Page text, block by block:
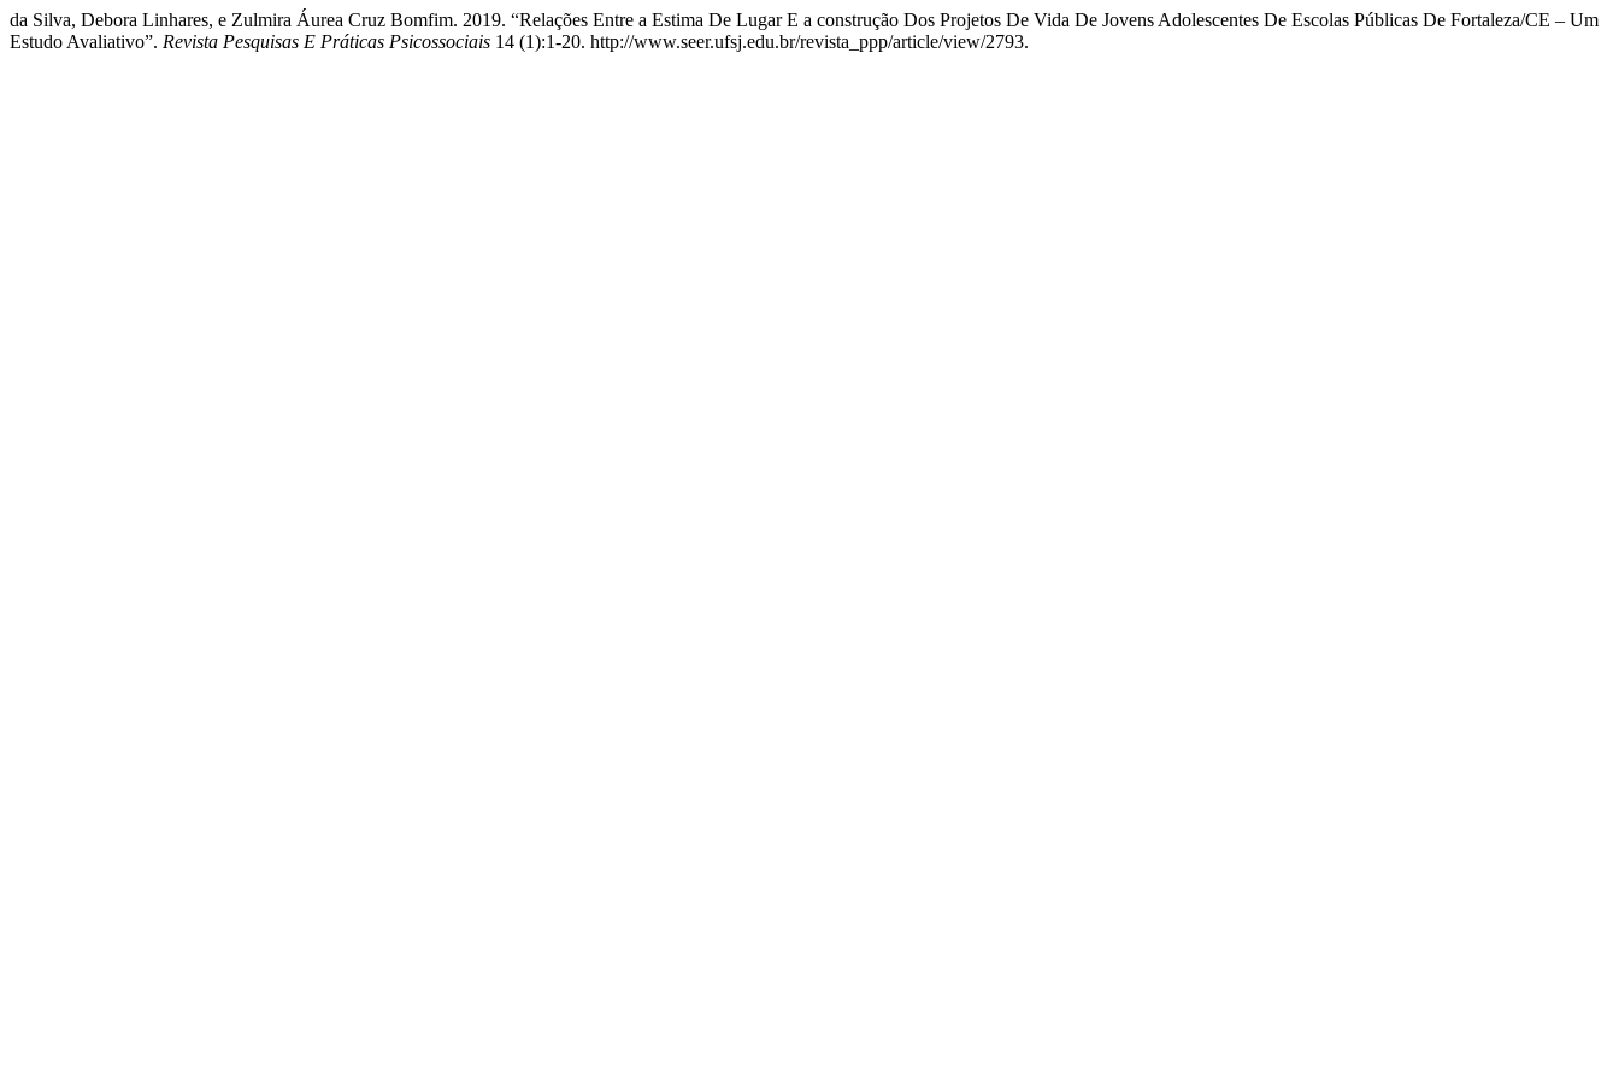
da Silva, Debora Linhares, e Zulmira Áurea Cruz Bomfim. 2019. “Relações Entre a Estima De Lugar E a construção Dos Projetos De Vida De Jovens Adolescentes De Escolas Públicas De Fortaleza/CE – Um
Estudo Avaliativo”. Revista Pesquisas E Práticas Psicossociais 14 (1):1-20. http://www.seer.ufsj.edu.br/revista_ppp/article/view/2793.